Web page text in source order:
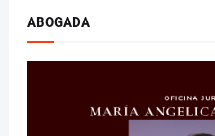
ABOGADA